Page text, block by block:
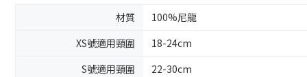
材質
100%尼龍
XS號適用頸圍
18-24cm
S號適用頸圍
22-30cm